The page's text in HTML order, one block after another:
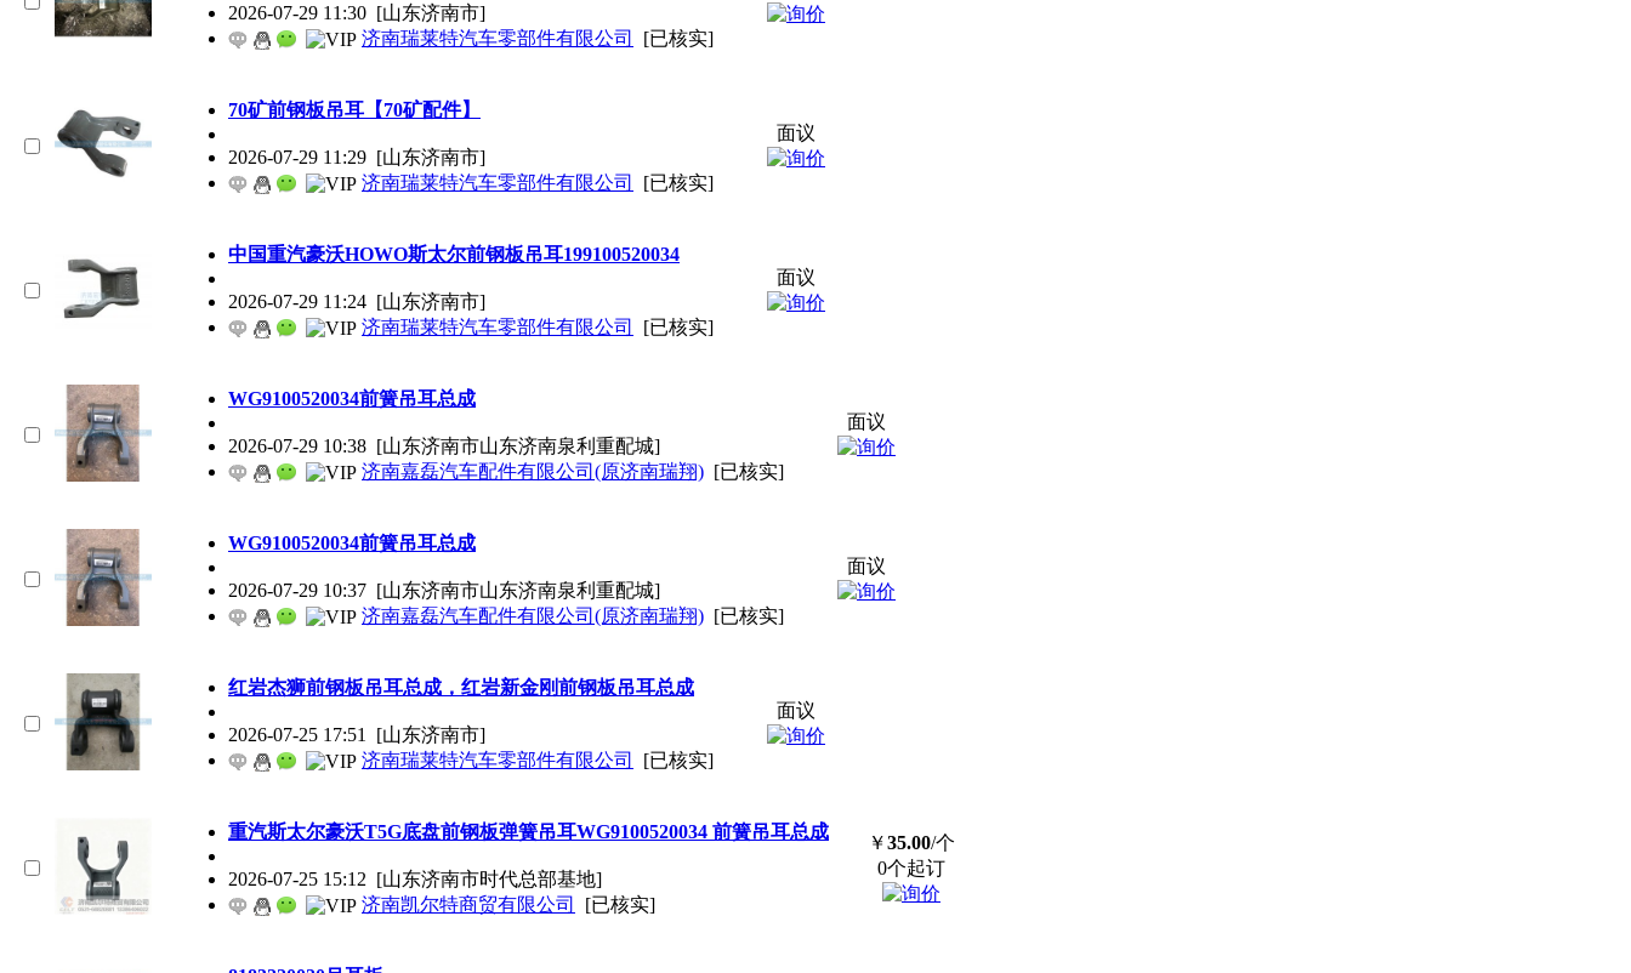
2026-07-29 11:30 [山东济南市]
济南瑞莱特汽车零部件有限公司
[已核实]
70矿前钢板吊耳【70矿配件】
2026-07-29 11:29 [山东济南市]
济南瑞莱特汽车零部件有限公司
[已核实]
面议
中国重汽豪沃HOWO斯太尔前钢板吊耳199100520034
2026-07-29 11:24 [山东济南市]
济南瑞莱特汽车零部件有限公司
[已核实]
面议
WG9100520034前簧吊耳总成
2026-07-29 10:38 [山东济南市山东济南泉利重配城]
济南嘉磊汽车配件有限公司(原济南瑞翔) [已核实]
面议
WG9100520034前簧吊耳总成
2026-07-29 10:37 [山东济南市山东济南泉利重配城]
济南嘉磊汽车配件有限公司(原济南瑞翔) [已核实]
面议
红岩杰狮前钢板吊耳总成，红岩新金刚前钢板吊耳总成
2026-07-25 17:51 [山东济南市]
济南瑞莱特汽车零部件有限公司
[已核实]
面议
重汽斯太尔豪沃T5G底盘前钢板弹簧吊耳WG9100520034 前簧吊耳总成
2026-07-25 15:12 [山东济南市时代总部基地]
济南凯尔特商贸有限公司
[已核实]
￥35.00/个
0个起订